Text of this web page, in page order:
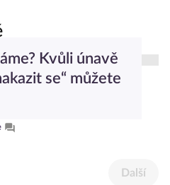
Kvůli únavě
se“ můžete
Další